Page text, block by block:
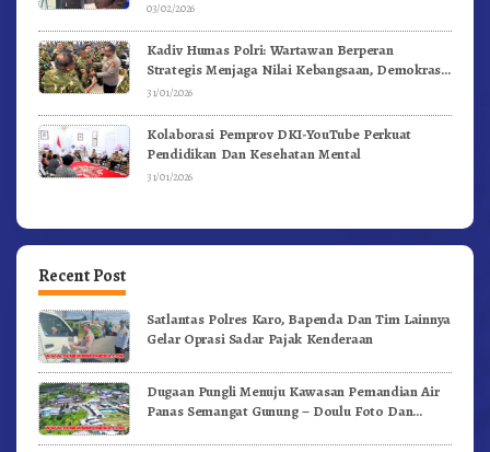
03/02/2026
Kadiv Humas Polri: Wartawan Berperan
Strategis Menjaga Nilai Kebangsaan, Demokrasi,
dan NKRI
31/01/2026
Kolaborasi Pemprov DKI-YouTube Perkuat
Pendidikan Dan Kesehatan Mental
31/01/2026
Recent Post
Satlantas Polres Karo, Bapenda Dan Tim Lainnya
Gelar Oprasi Sadar Pajak Kenderaan
Dugaan Pungli Menuju Kawasan Pemandian Air
Panas Semangat Gunung – Doulu Foto Dan